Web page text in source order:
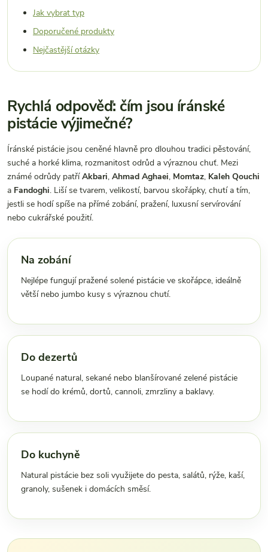
Jak vybrat typ
Doporučené produkty
Nejčastější otázky
Rychlá odpověď: čím jsou íránské
pistácie výjimečné?
Íránské pistácie jsou ceněné hlavně pro dlouhou tradici pěstování,
suché a horké klima, rozmanitost odrůd a výraznou chuť. Mezi
známé odrůdy patříAkbari, Ahmad Aghaei, Momtaz, Kaleh Qouchi
a Fandoghi. Liší se tvarem, velikostí, barvou skořápky, chutí a tím,
jestli se hodí spíše na přímé zobání, pražení, luxusní servírování
nebo cukrářské použití.
Na zobání
Nejlépe fungují pražené solené pistácie ve skořápce, ideálně
větší nebo jumbo kusy s výraznou chutí.
Do dezertů
Loupané natural, sekané nebo blanšírované zelené pistácie
se hodí do krémů, dortů, cannoli, zmrzliny a baklavy.
Do kuchyně
Natural pistácie bez soli využijete do pesta, salátů, rýže, kaší,
granoly, sušenek i domácích směsí.